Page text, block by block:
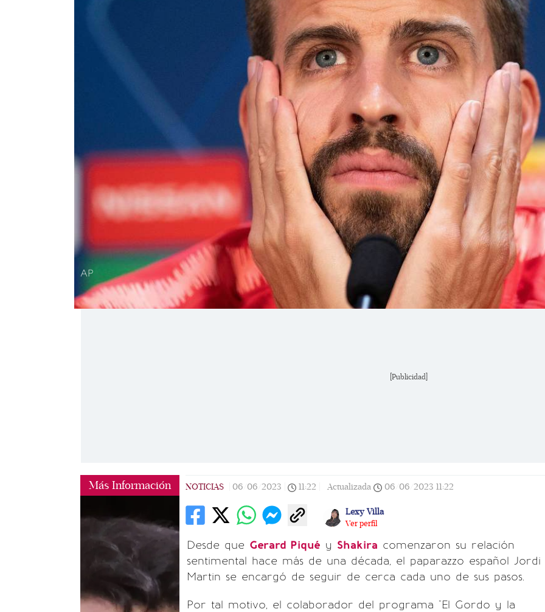
AP
[Publicidad]
Más Información NOTICIAS 06/06/2023 11:22 Actualizada 06/06/2023 11:22
Lexy Villa
Ver perfil
Desde que Gerard Piqué y Shakira comenzaron su relación
sentimental hace más de una década, el paparazzo español Jordi
Martin se encargó de seguir de cerca cada uno de sus pasos.
Por tal motivo, el colaborador del programa "El Gordo y la